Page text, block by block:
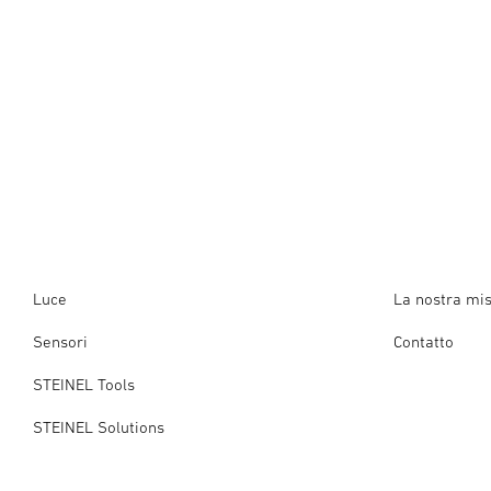
Luce
Sensori
STEINEL Tools
STEINEL Solutions
La nostra
Contatto